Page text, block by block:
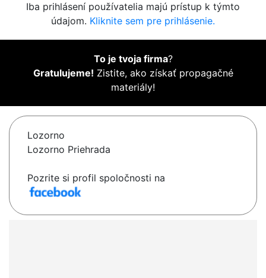
Iba prihlásení používatelia majú prístup k týmto
údajom. Kliknite sem pre prihlásenie.
To je tvoja firma?
Gratulujeme! Zistite, ako získať propagačné
materiály!
Lozorno
Lozorno Priehrada
Pozrite si profil spoločnosti na